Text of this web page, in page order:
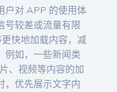
户对 APP 的使用体
号较差或流量有限
快地加载内容，减
例如，一些新闻类
、视频等内容的加
，优先展示文字内